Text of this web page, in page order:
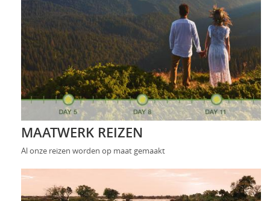
MAATWERK REIZEN
Al onze reizen worden op maat gemaakt